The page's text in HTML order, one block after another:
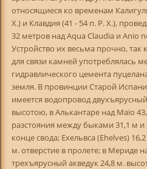
относящиеся ко временам
X.) и Клавдия (41 - 54 п. Р. X.),
32 метров над Aqua Claudia и Anio
Устройство их весьма прочно, так
для связи камней употреблялась
гидравлического цемента
земля. В провинции Старой
имеется водопровод
высотою, в Алькантаре над Maio
разстояния между быками 31,1 м
конце свода; Ехельвса (Ehelves)
м. отверстие в пролете; в Мериде
трехъярусный акведук 24,8 м.